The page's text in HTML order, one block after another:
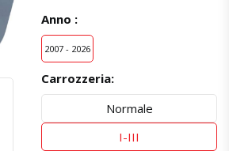
Anno :
2007 - 2026
Carrozzeria:
Normale
I-III